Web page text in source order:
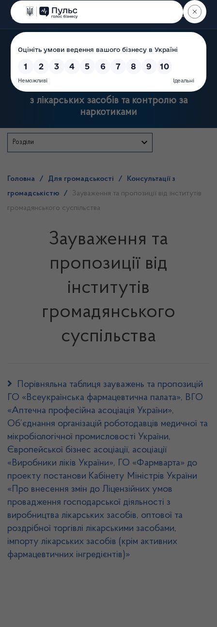
Пошук
Державна служба України
з лікарських засобів та контролю за
наркотиками
Розділи
Головна / Для громадськості /
Консультації з
громадськістю
/
Зауваження та пропозиції від інститутів
громадянського суспільства
Зауваження та
пропозиції від
інститутів
громадянського
суспільства
Порівняльна таблиця зауважень та пропозицій
ГО «Всеукраїнська фармацевтична палата», ВГО
«Аптечна професійна асоціація України»,
Об’єднання організацій роботодавців медичної та
мікробіологічної промисловості України,
Європейської бізнес асоціації, асоціації
«Виробники ліків України», ГО «Фармварта» до
проекту постанови Кабінету Міністрів України
«Про внесення змін до Ліцензійних умов
провадження господарської діяльності з
виробництва лікарських засобів, оптової та
роздрібної торгівлі лікарськими засобами,
імпорту лікарських засобів (крім активних
фармацевтичних інгредієнтів)»